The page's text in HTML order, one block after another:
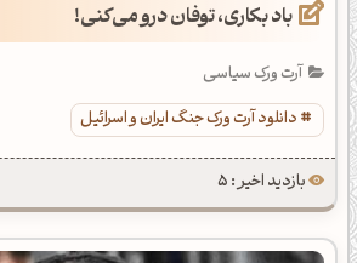
باد بکاری، توفان درو می‌کنی!
آرت ورک سیاسی
دانلود آرت ورک جنگ ایران و اسرائیل
بازدید اخیر : 5